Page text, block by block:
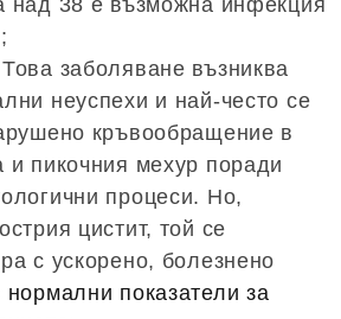
заболяване възниква
неуспехи и най-често се
кръвообращение в
и пикочния мехур поради
процеси. Но,
цистит, той се
с ускорено, болезнено
нормални показатели за